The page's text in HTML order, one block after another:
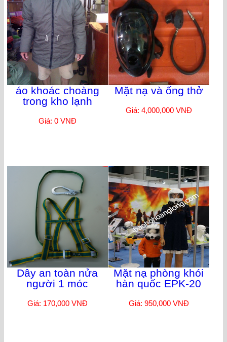
áo khoác choàng
trong kho lạnh
Giá: 0 VNĐ
Mặt nạ và ống thở
Giá: 4,000,000 VNĐ
Dây an toàn nửa
người 1 móc
Giá: 170,000 VNĐ
Mặt nạ phòng khói
hàn quốc EPK-20
Giá: 950,000 VNĐ